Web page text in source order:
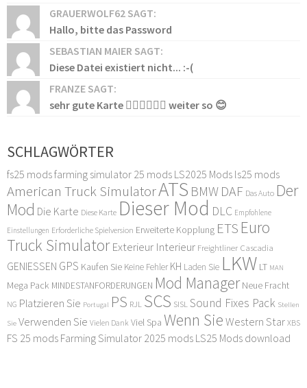
GRAUERWOLF62 SAGT:
Hallo, bitte das Password
SEBASTIAN MAIER SAGT:
Diese Datei existiert nicht... :-(
FRANZE SAGT:
sehr gute Karte 👍🏻👍🏻👍🏻 weiter so 😊
SCHLAGWÖRTER
fs25 modsfarming simulator 25 mods LS2025 Mods ls25 mods
American Truck SimulatorATS BMW DAF Das Auto Der
Mod Die Karte Diese Karte Dieser Mod DLC Empfohlene
Einstellungen Erforderliche Spielversion Erweiterte Kopplung ETS Euro
Truck Simulator Exterieur Interieur Freightliner Cascadia
GENIESSEN GPS Kaufen Sie Keine Fehler KH Laden Sie LKW LT MAN
Mega Pack MINDESTANFORDERUNGEN Mod Manager Neue Fracht
NG Platzieren Sie Portugal PS RJL SCS SISLSound Fixes Pack Stellen
Sie Verwenden Sie Vielen Dank Viel Spa Wenn Sie Western Star XBS
FS 25 mods Farming Simulator 2025 mods LS25 Mods download